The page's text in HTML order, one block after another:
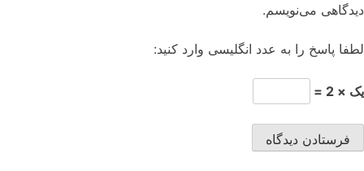
می‌نویسم.
پاسخ را به عدد انگلیسی وارد کنید:
× 2 =